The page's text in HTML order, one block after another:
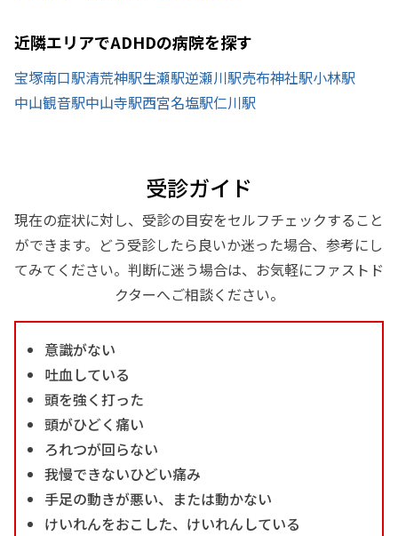
近隣エリアでADHDの病院を探す
宝塚南口駅清荒神駅生瀬駅逆瀬川駅売布神社駅小林駅
中山観音駅中山寺駅西宮名塩駅仁川駅
受診ガイド
現在の症状に対し、受診の目安をセルフチェックすること
ができます。どう受診したら良いか迷った場合、参考にし
てみてください。判断に迷う場合は、お気軽にファストド
クターへご相談ください。
意識がない
吐血している
頭を強く打った
頭がひどく痛い
ろれつが回らない
我慢できないひどい痛み
手足の動きが悪い、または動かない
けいれんをおこした、けいれんしている